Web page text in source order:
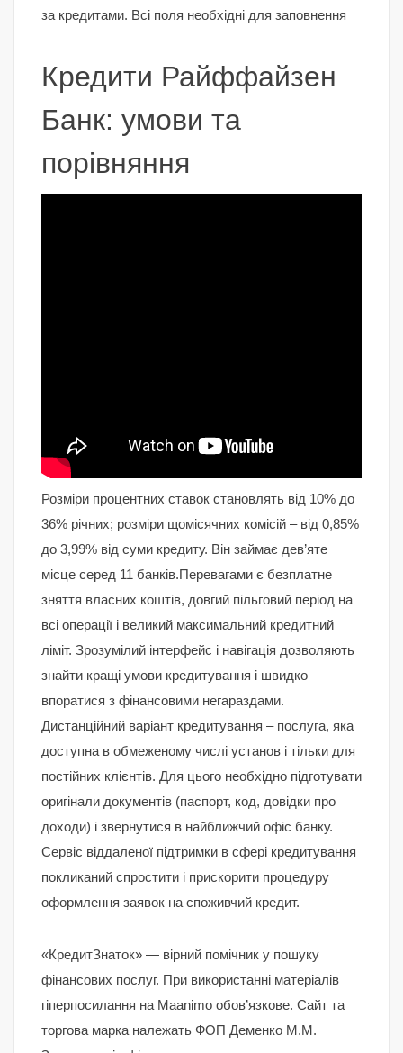
за кредитами. Всі поля необхідні для заповнення
Кредити Райффайзен
Банк: умови та
порівняння
Розміри процентних ставок становлять від 10% до
36% річних; розміри щомісячних комісій – від 0,85%
до 3,99% від суми кредиту. Він займає дев’яте
місце серед 11 банків.Перевагами є безплатне
зняття власних коштів, довгий пільговий період на
всі операції і великий максимальний кредитний
ліміт. Зрозумілий інтерфейс і навігація дозволяють
знайти кращі умови кредитування і швидко
впоратися з фінансовими негараздами.
Дистанційний варіант кредитування – послуга, яка
доступна в обмеженому числі установ і тільки для
постійних клієнтів. Для цього необхідно підготувати
оригінали документів (паспорт, код, довідки про
доходи) і звернутися в найближчий офіс банку.
Сервіс віддаленої підтримки в сфері кредитування
покликаний спростити і прискорити процедуру
оформлення заявок на споживчий кредит.
«КредитЗнаток» — вірний помічник у пошуку
фінансових послуг. При використанні матеріалів
гіперпосилання на Maanimo обов’язкове. Сайт та
торгова марка належать ФОП Деменко М.М.